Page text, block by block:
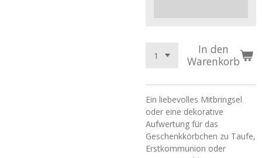
In den
Warenkorb
Ein liebevolles Mitbringsel
oder eine dekorative
Aufwertung für das
Geschenkkörbchen zu Taufe,
Erstkommunion oder